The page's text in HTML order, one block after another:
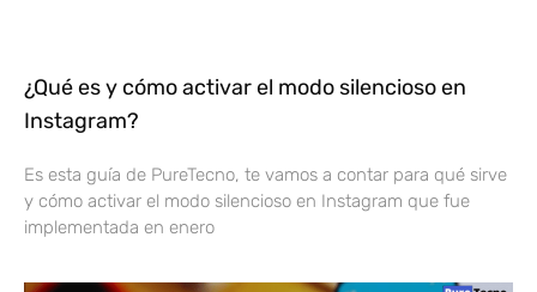
¿Qué es y cómo activar el modo silencioso en
Instagram?
Es esta guía de PureTecno, te vamos a contar para qué sirve
y cómo activar el modo silencioso en Instagram que fue
implementada en enero